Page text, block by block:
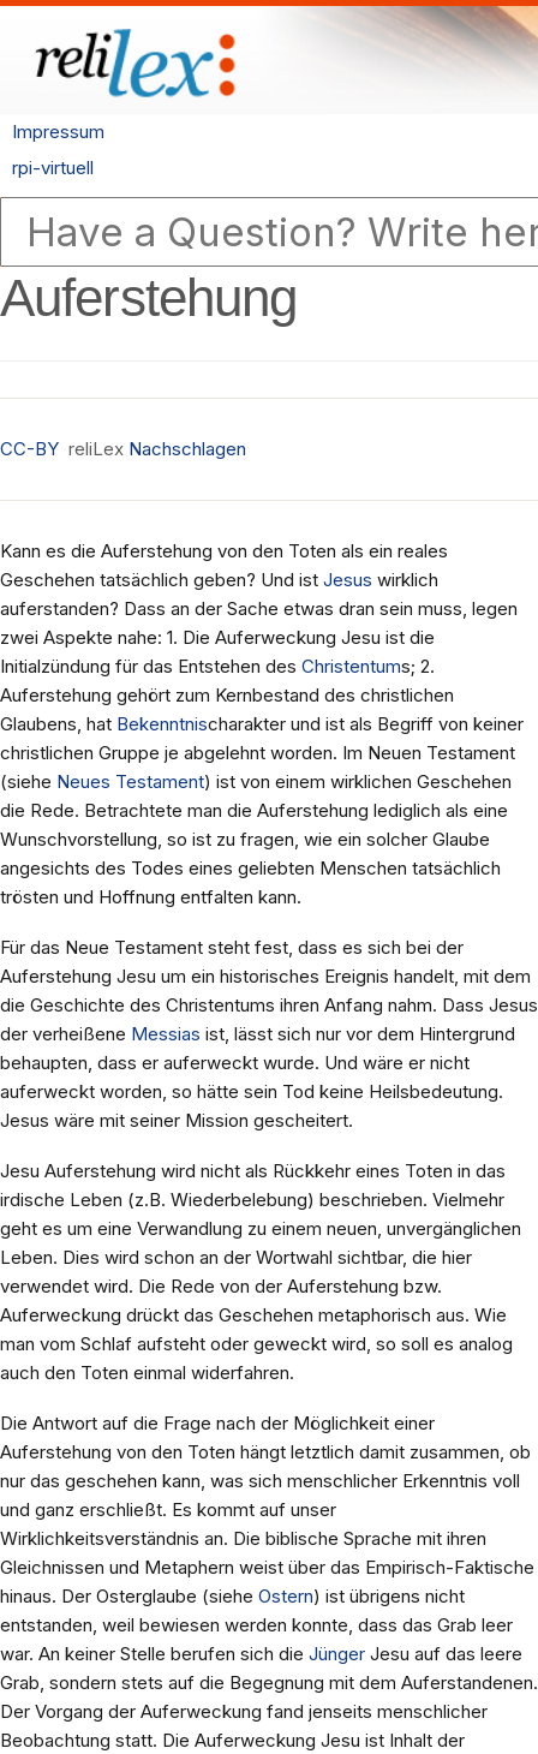
Impressum
rpi-virtuell
Auferstehung
CC-BY reliLex Nachschlagen
Kann es die Auferstehung von den Toten als ein reales
Geschehen tatsächlich geben? Und ist Jesus wirklich
auferstanden? Dass an der Sache etwas dran sein muss, legen
zwei Aspekte nahe: 1. Die Auferweckung Jesu ist die
Initialzündung für das Entstehen des Christentums; 2.
Auferstehung gehört zum Kernbestand des christlichen
Glaubens, hat Bekenntnischarakter und ist als Begriff von keiner
christlichen Gruppe je abgelehnt worden. Im Neuen Testament
(siehe Neues Testament) ist von einem wirklichen Geschehen
die Rede. Betrachtete man die Auferstehung lediglich als eine
Wunschvorstellung, so ist zu fragen, wie ein solcher Glaube
angesichts des Todes eines geliebten Menschen tatsächlich
trösten und Hoffnung entfalten kann.
Für das Neue Testament steht fest, dass es sich bei der
Auferstehung Jesu um ein historisches Ereignis handelt, mit dem
die Geschichte des Christentums ihren Anfang nahm. Dass Jesus
der verheißene Messias ist, lässt sich nur vor dem Hintergrund
behaupten, dass er auferweckt wurde. Und wäre er nicht
auferweckt worden, so hätte sein Tod keine Heilsbedeutung.
Jesus wäre mit seiner Mission gescheitert.
Jesu Auferstehung wird nicht als Rückkehr eines Toten in das
irdische Leben (z.B. Wiederbelebung) beschrieben. Vielmehr
geht es um eine Verwandlung zu einem neuen, unvergänglichen
Leben. Dies wird schon an der Wortwahl sichtbar, die hier
verwendet wird. Die Rede von der Auferstehung bzw.
Auferweckung drückt das Geschehen metaphorisch aus. Wie
man vom Schlaf aufsteht oder geweckt wird, so soll es analog
auch den Toten einmal widerfahren.
Die Antwort auf die Frage nach der Möglichkeit einer
Auferstehung von den Toten hängt letztlich damit zusammen, ob
nur das geschehen kann, was sich menschlicher Erkenntnis voll
und ganz erschließt. Es kommt auf unser
Wirklichkeitsverständnis an. Die biblische Sprache mit ihren
Gleichnissen und Metaphern weist über das Empirisch-Faktische
hinaus. Der Osterglaube (siehe Ostern) ist übrigens nicht
entstanden, weil bewiesen werden konnte, dass das Grab leer
war. An keiner Stelle berufen sich die Jünger Jesu auf das leere
Grab, sondern stets auf die Begegnung mit dem Auferstandenen.
Der Vorgang der Auferweckung fand jenseits menschlicher
Beobachtung statt. Die Auferweckung Jesu ist Inhalt der